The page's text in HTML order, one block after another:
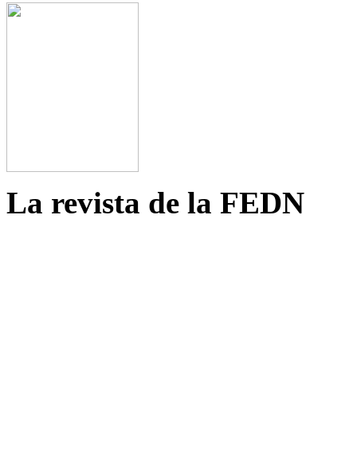
La revista de la FEDN